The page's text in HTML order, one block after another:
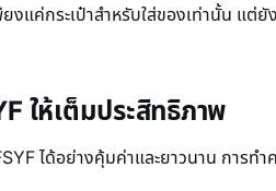
งแค่กระเป๋าสำหรับใส่ของเท่านั้น แ
ให้เต็มประสิทธิภาพ
ได้อย่างคุ้มค่าและยาวนาน การ